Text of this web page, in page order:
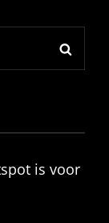
is voor